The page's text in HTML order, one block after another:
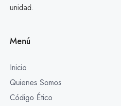
unidad.
Menú
Inicio
Quienes Somos
Código Ético